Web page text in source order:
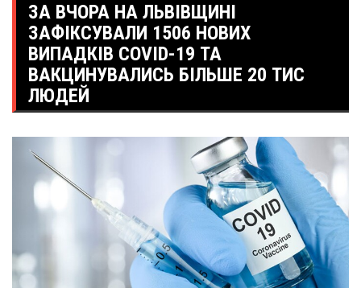
ЗА ВЧОРА НА ЛЬВІВЩИНІ
ЗАФІКСУВАЛИ 1506 НОВИХ
ВИПАДКІВ COVID-19 ТА
ВАКЦИНУВАЛИСЬ БІЛЬШЕ 20 ТИС
ЛЮДЕЙ